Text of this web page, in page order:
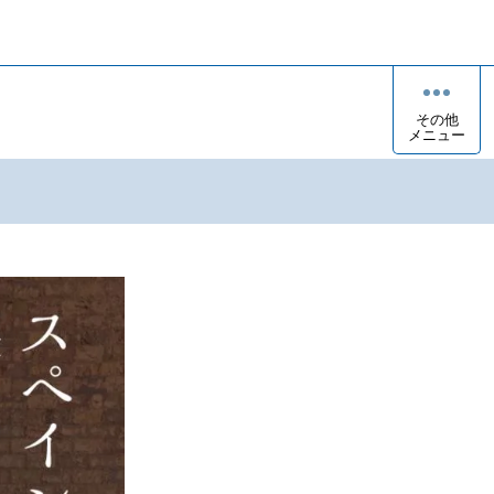
その他
メニュー